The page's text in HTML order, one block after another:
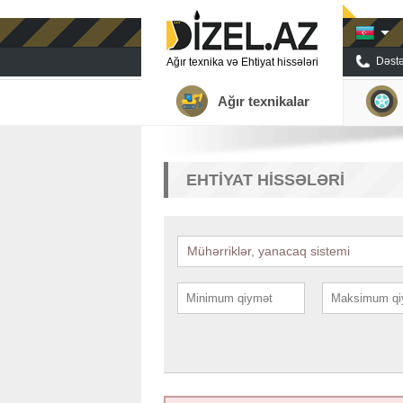
Ağır texnika və Ehtiyat hissələri
Ağır texnikalar
EHTIYAT HISSƏLƏRI
Mühərriklər, yanacaq sistemi